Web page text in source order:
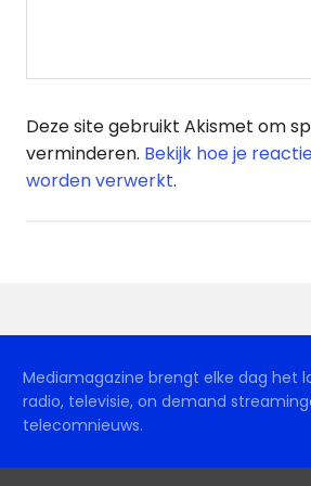
Deze site gebruikt Akismet om
verminderen. Bekijk hoe je
worden verwerkt.
Mediamagazine brengt elke dag het
radio, televisie, on demand
telecomnieuws.